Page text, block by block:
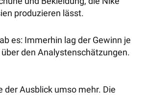
produzieren lässt.
es: Immerhin lag der Gewinn je
den Analystenschätzungen.
der Ausblick umso mehr. Die